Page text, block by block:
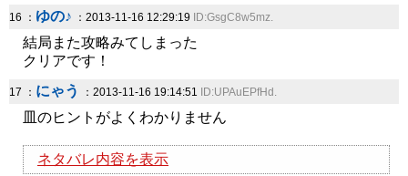
16 ： ゆの♪ ：2013-11-16 12:29:19 ID:GsgC8w5mz.
結局また攻略みてしまった
クリアです！
17 ： にゃう ：2013-11-16 19:14:51 ID:UPAuEPfHd.
皿のヒントがよくわかりません
ネタバレ内容を表示